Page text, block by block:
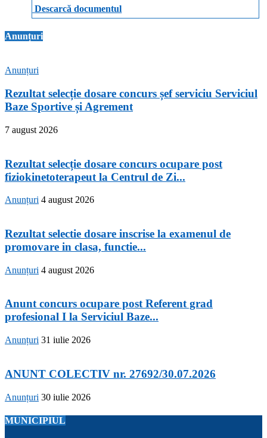
Descarcă documentul
Anunțuri
Anunțuri
Rezultat selecție dosare concurs șef serviciu Serviciul
Baze Sportive și Agrement
7 august 2026
Rezultat selecție dosare concurs ocupare post
fiziokinetoterapeut la Centrul de Zi...
Anunțuri 4 august 2026
Rezultat selectie dosare inscrise la examenul de
promovare in clasa, functie...
Anunțuri 4 august 2026
Anunt concurs ocupare post Referent grad
profesional I la Serviciul Baze...
Anunțuri 31 iulie 2026
ANUNT COLECTIV nr. 27692/30.07.2026
Anunțuri 30 iulie 2026
MUNICIPIUL